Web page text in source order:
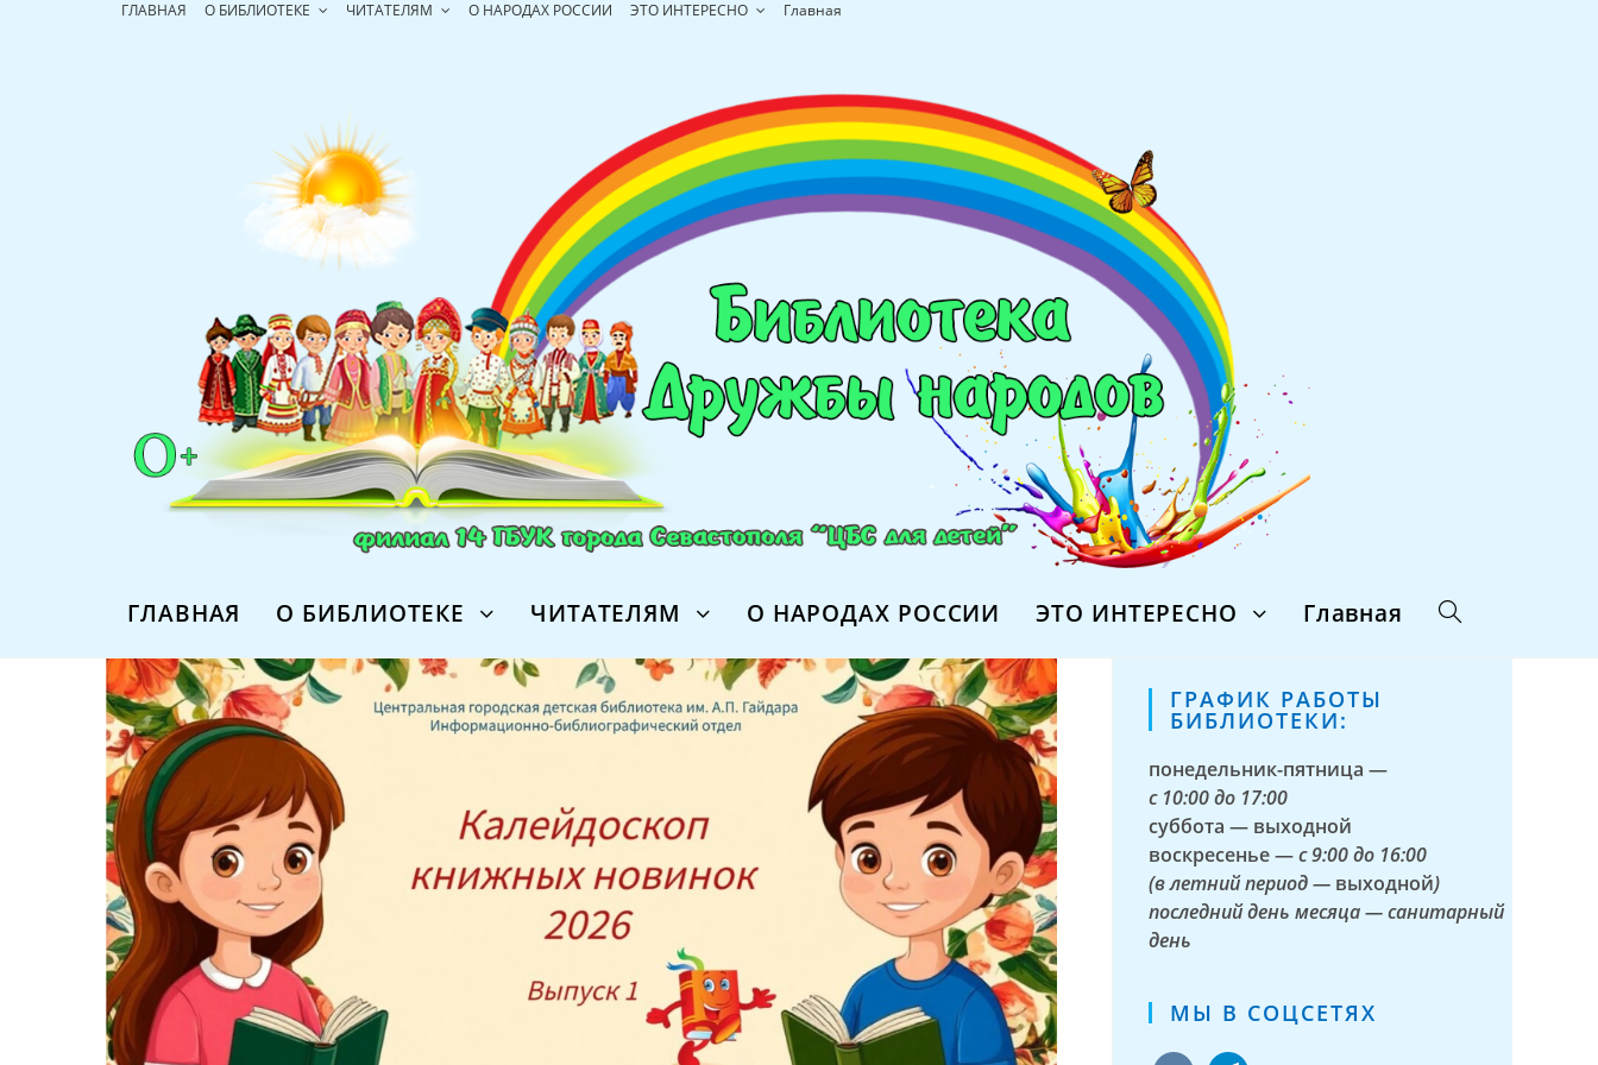
ГЛАВНАЯ О БИБЛИОТЕКЕ ЧИТАТЕЛЯМ О НАРОДАХ РОССИИ ЭТО ИНТЕРЕСНО Главная
ГЛАВНАЯ О БИБЛИОТЕКЕ ЧИТАТЕЛЯМ О НАРОДАХ РОССИИ ЭТО ИНТЕРЕСНО Главная
ГРАФИК РАБОТЫ
БИБЛИОТЕКИ:
понедельник-пятница —
с 10:00 до 17:00
суббота — выходной
воскресенье —с 9:00 до 16:00
(в летний период — выходной)
последний день месяца — санитарный
день
МЫ В СОЦСЕТЯХ